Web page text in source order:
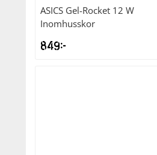
ASICS Gel-Rocket 12 W
Inomhusskor
849kr